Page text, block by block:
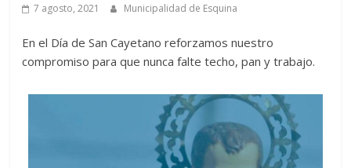
7 agosto, 2021 Municipalidad de Esquina
En el Día de San Cayetano reforzamos nuestro
compromiso para que nunca falte techo, pan y trabajo.